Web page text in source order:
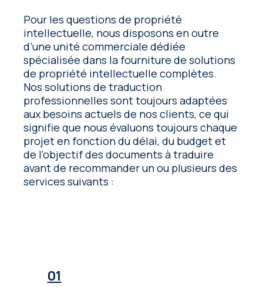
Pour les questions de propriété
intellectuelle, nous disposons en outre
d’une unité commerciale dédiée
spécialisée dans la fourniture de solutions
de propriété intellectuelle complètes.
Nos solutions de traduction
professionnelles sont toujours adaptées
aux besoins actuels de nos clients, ce qui
signifie que nous évaluons toujours chaque
projet en fonction du délai, du budget et
de l’objectif des documents à traduire
avant de recommander un ou plusieurs des
services suivants :